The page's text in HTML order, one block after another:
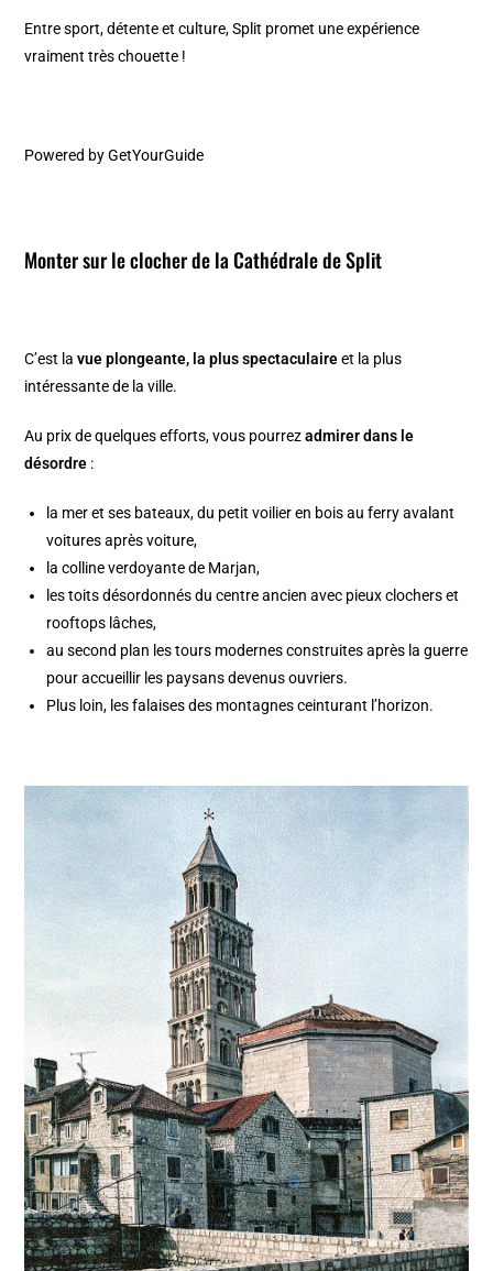
Entre sport, détente et culture, Split promet une expérience
vraiment très chouette !
Powered byGetYourGuide
Monter sur le clocher de la Cathédrale de Split
C’est lavue plongeante, la plus spectaculaireet la plus
intéressante de la ville.
Au prix de quelques efforts, vous pourrezadmirer dans le
désordre :
la mer et ses bateaux, du petit voilier en bois au ferry avalant
voitures après voiture,
la colline verdoyante de Marjan,
les toits désordonnés du centre ancien avec pieux clochers et
rooftops lâches,
au second plan les tours modernes construites après la guerre
pour accueillir les paysans devenus ouvriers.
Plus loin, les falaises des montagnes ceinturant l’horizon.